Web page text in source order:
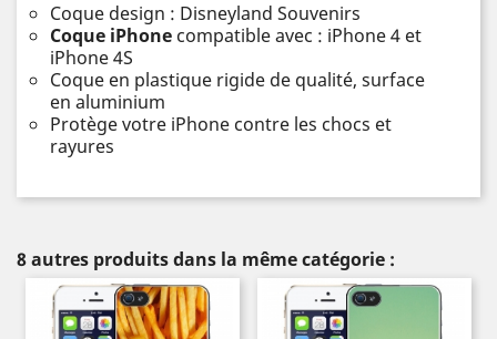
Coque design : Disneyland Souvenirs
Coque iPhone compatible avec : iPhone 4 et
iPhone 4S
Coque en plastique rigide de qualité, surface
en aluminium
Protège votre iPhone contre les chocs et
rayures
8 autres produits dans la même catégorie :